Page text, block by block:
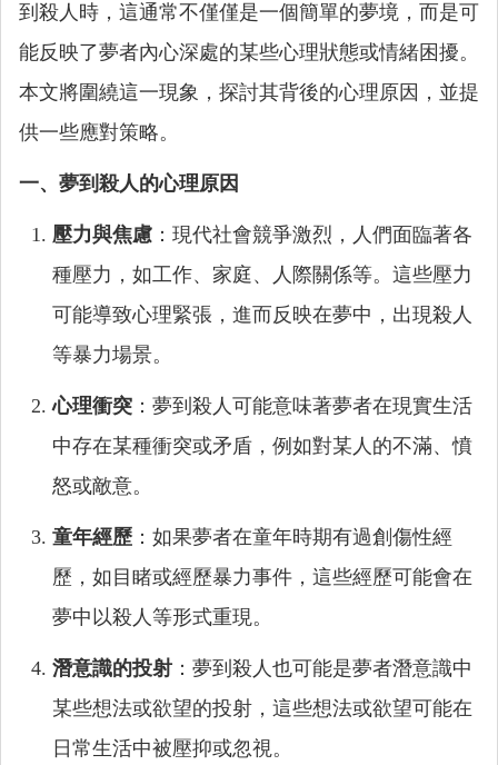
到殺人時，這通常不僅僅是一個簡單的夢境，而是可
能反映了夢者內心深處的某些心理狀態或情緒困擾。
本文將圍繞這一現象，探討其背後的心理原因，並提
供一些應對策略。
一、夢到殺人的心理原因
壓力與焦慮 ：現代社會競爭激烈，人們面臨著各
種壓力，如工作、家庭、人際關係等。這些壓力
可能導致心理緊張，進而反映在夢中，出現殺人
等暴力場景。
心理衝突 ：夢到殺人可能意味著夢者在現實生活
中存在某種衝突或矛盾，例如對某人的不滿、憤
怒或敵意。
童年經歷 ：如果夢者在童年時期有過創傷性經
歷，如目睹或經歷暴力事件，這些經歷可能會在
夢中以殺人等形式重現。
潛意識的投射 ：夢到殺人也可能是夢者潛意識中
某些想法或欲望的投射，這些想法或欲望可能在
日常生活中被壓抑或忽視。